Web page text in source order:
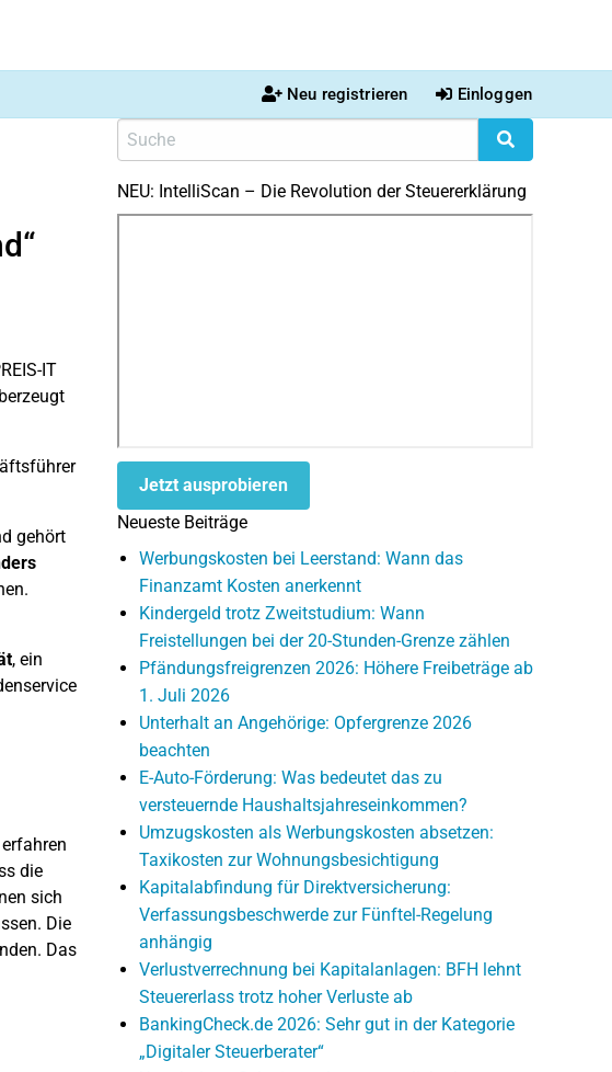
Neu registrieren Einloggen
IT
gehört
, ein
die
sich
Die
Das
NEU: IntelliScan – Die Revolution der Steuererklärung
Jetzt ausprobieren
Neueste Beiträge
Werbungskosten bei Leerstand: Wann das
Finanzamt Kosten anerkennt
Kindergeld trotz Zweitstudium: Wann
Freistellungen bei der 20-Stunden-Grenze zählen
Pfändungsfreigrenzen 2026: Höhere Freibeträge ab
1. Juli 2026
Unterhalt an Angehörige: Opfergrenze 2026
beachten
E-Auto-Förderung: Was bedeutet das zu
versteuernde Haushaltsjahreseinkommen?
Umzugskosten als Werbungskosten absetzen:
Taxikosten zur Wohnungsbesichtigung
Kapitalabfindung für Direktversicherung:
Verfassungsbeschwerde zur Fünftel-Regelung
anhängig
Verlustverrechnung bei Kapitalanlagen: BFH lehnt
Steuererlass trotz hoher Verluste ab
BankingCheck.de 2026: Sehr gut in der Kategorie
„Digitaler Steuerberater“